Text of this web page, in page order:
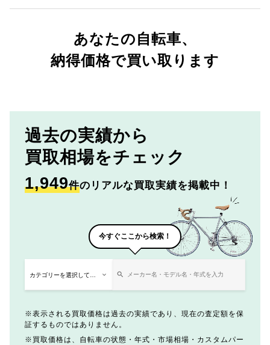
あなたの自転車、
納得価格で買い取ります
過去の実績から
買取相場をチェック
1,949件のリアルな買取実績を掲載中！
今すぐここから検索！
表示される買取価格は過去の実績であり、現在の査定額を保
証するものではありません。
買取価格は、自転車の状態・年式・市場相場・カスタムパー